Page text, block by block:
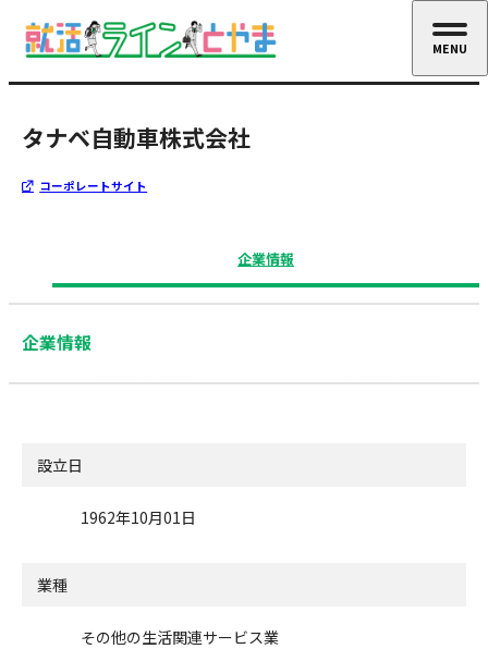
タナベ自動車株式会社
コーポレートサイト
企業情報
企業情報
設立日
1962年10月01日
業種
その他の生活関連サービス業
MENU